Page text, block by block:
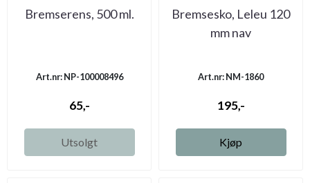
Bremserens, 500 ml.
Art.nr: NP-100008496
65,-
Utsolgt
Bremsesko, Leleu 120
mm nav
Art.nr: NM-1860
195,-
Kjøp